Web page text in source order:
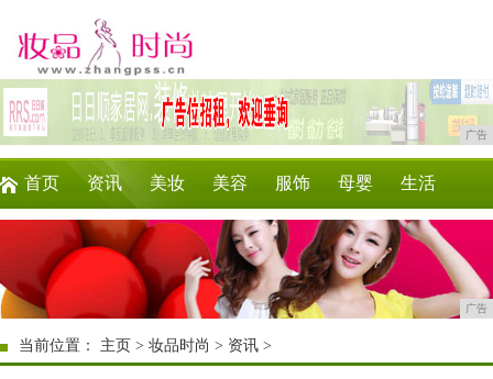
广告
首页 资讯 美妆 美容 服饰 母婴 生活
企业 游戏 商讯 消费 微商
广告
当前位置： 主页 >妆品时尚 > 资讯 >